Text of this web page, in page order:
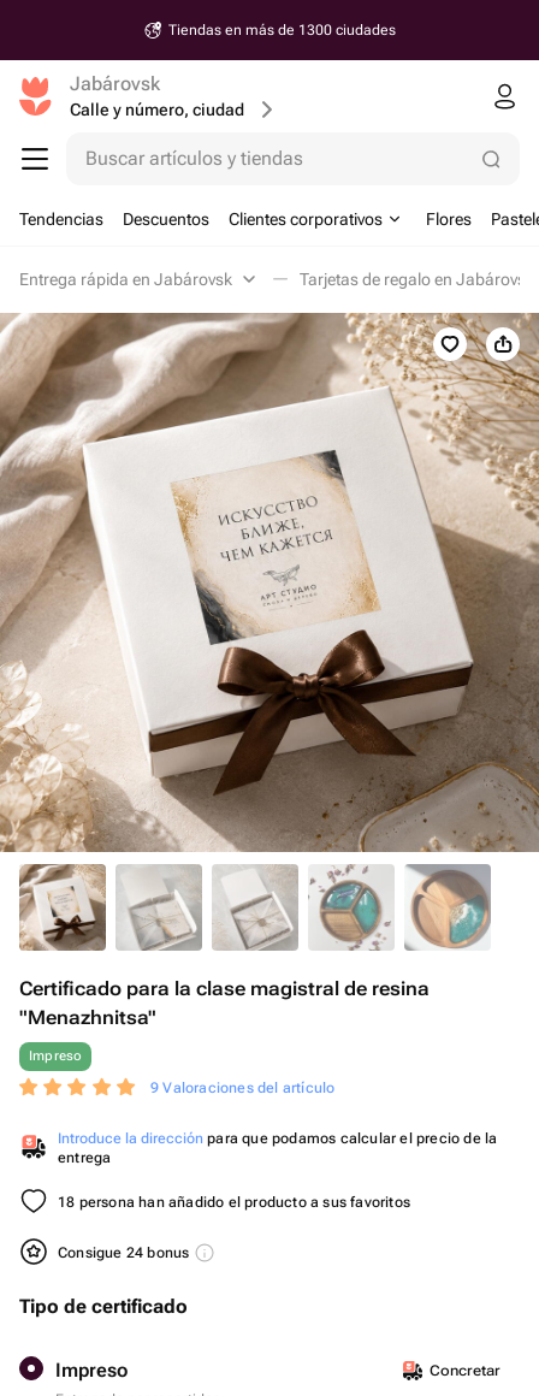
Tiendas en más de 1300 ciudades
Jabárovsk
Calle y número, ciudad
Buscar artículos y tiendas
Tendencias Descuentos Clientes corporativos Flores
Entrega rápida en Jabárovsk Tarjetas de regalo en Jabárovsk
Certificado para la clase magistral de resina
"Menazhnitsa"
Impreso
9 Valoraciones del artículo
Introduce la dirección para que podamos calcular el precio de la
entrega
18 persona han añadido el producto a sus favoritos
Consigue 24 bonus
Tipo de certificado
Impreso
Concretar